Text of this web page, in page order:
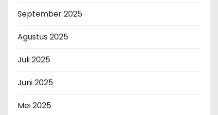
September 2025
Agustus 2025
Juli 2025
Juni 2025
Mei 2025